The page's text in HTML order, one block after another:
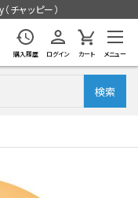
チャッピー）
購入履歴 ログイン カート メニュー
検索